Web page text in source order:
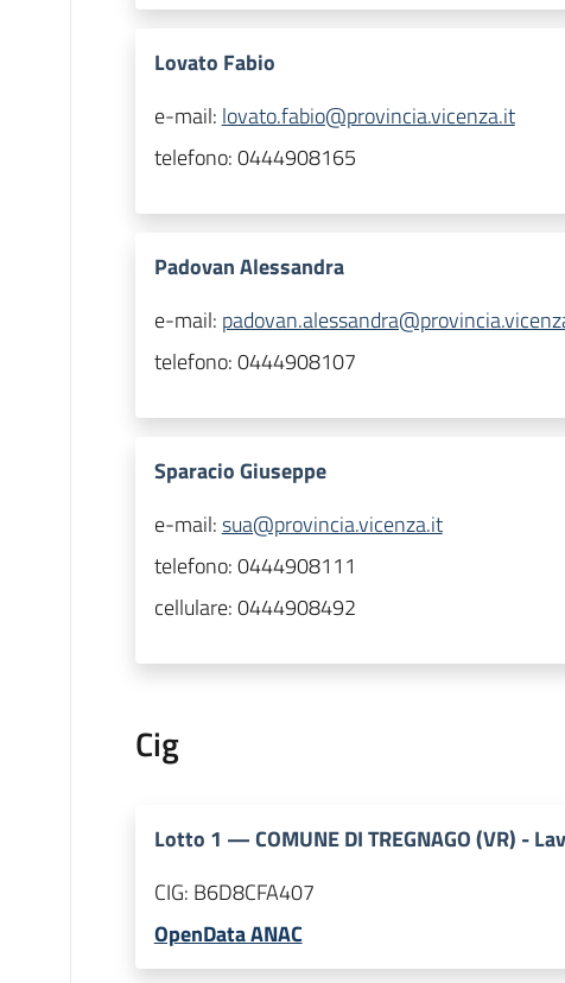
Lovato Fabio
e-mail: lovato.fabio@provincia.vicenza.it
telefono:0444908165
Padovan Alessandra
e-mail:
telefono:0444908107
Sparacio Giuseppe
e-mail:sua@provincia.vicenza.it
telefono:0444908111
cellulare:0444908492
Cig
Lotto 1 —COMUNE DI TREGNAGO (VR) -
CIG: B6D8CFA407
OpenData ANAC